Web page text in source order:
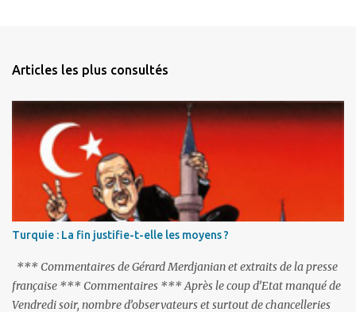
Articles les plus consultés
Turquie : La fin justifie-t-elle les moyens ?
*** Commentaires de Gérard Merdjanian et extraits de la presse
française *** Commentaires *** Après le coup d’Etat manqué de
Vendredi soir, nombre d’observateurs et surtout de chancelleries